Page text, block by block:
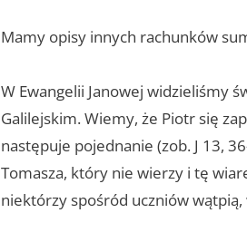
Mamy opisy innych rachunków
W Ewangelii Janowej widzieliśmy
Galilejskim. Wiemy, że Piotr się
następuje pojednanie (zob. J 13,
Tomasza, który nie wierzy i tę
niektórzy spośród uczniów wątpią,